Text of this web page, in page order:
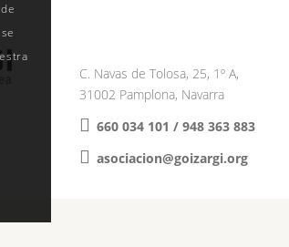
C. Navas de Tolosa, 25, 1º A,
31002 Pamplona, Navarra
660 034 101 / 948 363 883
asociacion@goizargi.org